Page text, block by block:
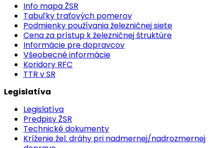
Info mapa ŽSR
Tabuľky traťových pomerov
Podmienky používania železničnej siete
Cena za prístup k železničnej štruktúre
Informácie pre dopravcov
Všeobecné informácie
Koridory RFC
TTR v SR
Legislatíva
Legislatíva
Predpisy ŽSR
Technické dokumenty
Kríženie žel. dráhy pri nadmernej/nadrozmernej